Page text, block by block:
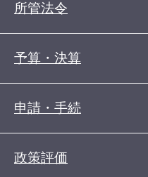
所管法令
予算・決算
申請・手続
政策評価